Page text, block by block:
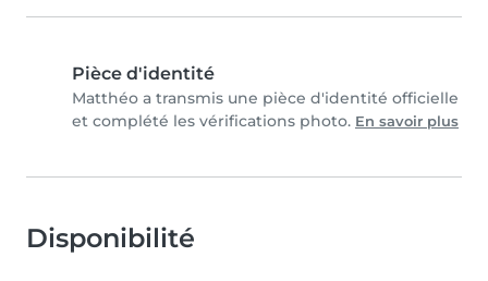
Pièce d'identité
Matthéo a transmis une pièce d'identité officielle
et complété les vérifications photo. En savoir plus
Disponibilité